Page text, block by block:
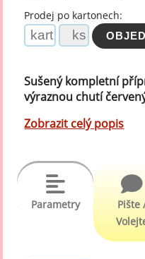
Prodej po kartonech:
Sušený kompletní
výraznou chutí
Zobrazit celý popis
Parametry
Pište